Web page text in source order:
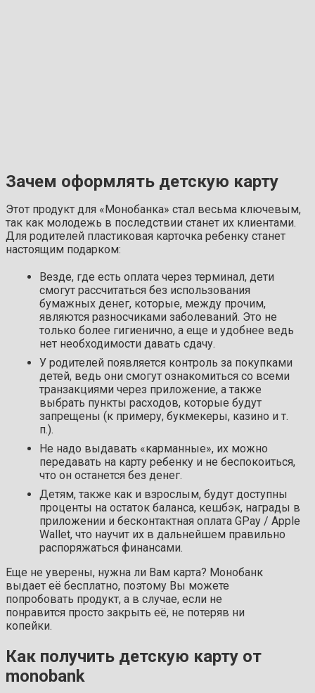
Зачем оформлять детскую карту
Этот продукт для «Монобанка» стал весьма ключевым,
так как молодежь в последствии станет их клиентами.
Для родителей пластиковая карточка ребенку станет
настоящим подарком:
Везде, где есть оплата через терминал, дети
смогут рассчитаться без использования
бумажных денег, которые, между прочим,
являются разносчиками заболеваний. Это не
только более гигиенично, а еще и удобнее ведь
нет необходимости давать сдачу.
У родителей появляется контроль за покупками
детей, ведь они смогут ознакомиться со всеми
транзакциями через приложение, а также
выбрать пункты расходов, которые будут
запрещены (к примеру, букмекеры, казино и т.
п.).
Не надо выдавать «карманные», их можно
передавать на карту ребенку и не беспокоиться,
что он останется без денег.
Детям, также как и взрослым, будут доступны
проценты на остаток баланса, кешбэк, награды в
приложении и бесконтактная оплата GPay / Apple
Wallet, что научит их в дальнейшем правильно
распоряжаться финансами.
Еще не уверены, нужна ли Вам карта? Монобанк
выдает её бесплатно, поэтому Вы можете
попробовать продукт, а в случае, если не
понравится просто закрыть её, не потеряв ни
копейки.
Как получить детскую карту от
monobank